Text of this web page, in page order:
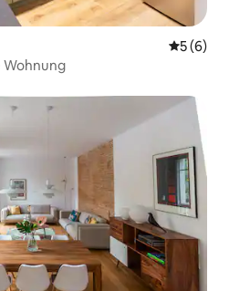
5 (6)
Wohnung